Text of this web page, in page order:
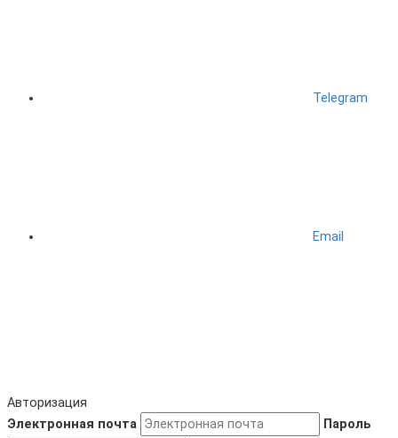
Telegram
Email
Авторизация
Электронная почта
Пароль